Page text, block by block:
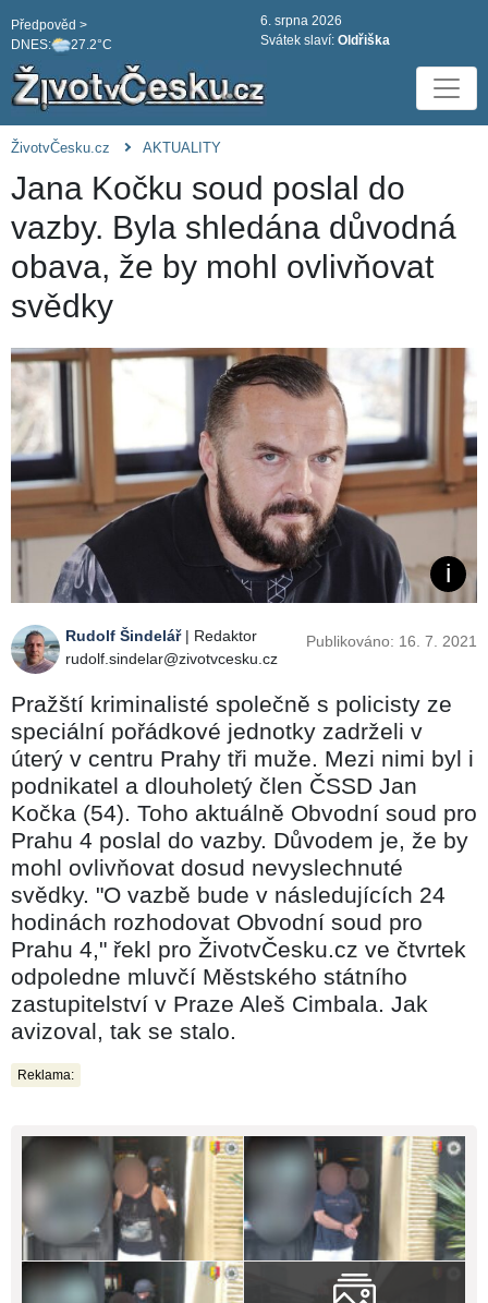
DNES: 27.2°C
Předpověd >
6. srpna 2026
Svátek slaví: Oldřiška
ŽivotvČesku.cz AKTUALITY
Jana Kočku soud poslal do
vazby. Byla shledána důvodná
obava, že by mohl ovlivňovat
svědky
Rudolf Šindelář| Redaktor
rudolf.sindelar@zivotvcesku.cz
Publikováno: 16. 7. 2021
Pražští kriminalisté společně s policisty ze
speciální pořádkové jednotky zadrželi v
úterý v centru Prahy tři muže. Mezi nimi byl i
podnikatel a dlouholetý člen ČSSD Jan
Kočka (54). Toho aktuálně Obvodní soud pro
Prahu 4 poslal do vazby. Důvodem je, že by
mohl ovlivňovat dosud nevyslechnuté
svědky. "O vazbě bude v následujících 24
hodinách rozhodovat Obvodní soud pro
Prahu 4," řekl pro ŽivotvČesku.cz ve čtvrtek
odpoledne mluvčí Městského státního
zastupitelství v Praze Aleš Cimbala. Jak
avizoval, tak se stalo.
Reklama: